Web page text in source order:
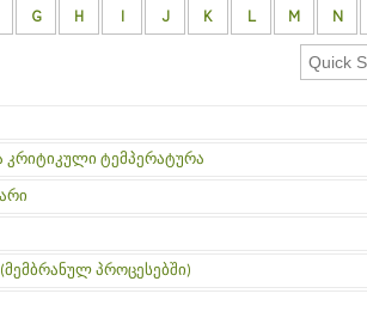
G H I J K L M N
კრიტიკული ტემპერატურა
(მემბრანულ პროცესებში)